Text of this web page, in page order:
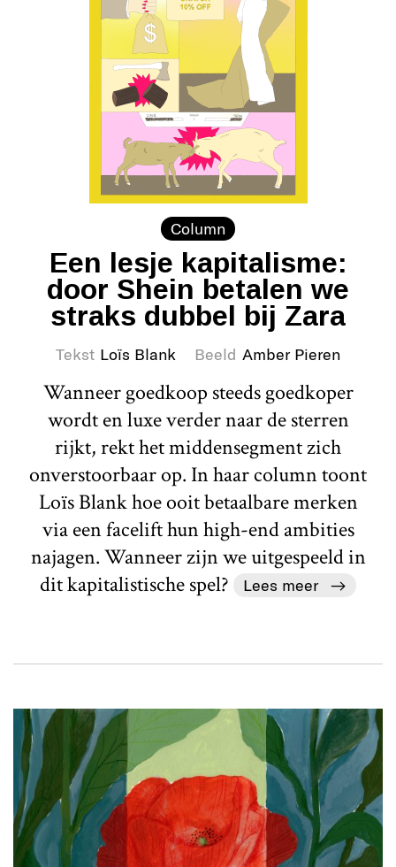
Column
Een lesje kapitalisme:
door Shein betalen we
straks dubbel bij Zara
Tekst Loïs Blank Beeld Amber Pieren
Wanneer goedkoop steeds goedkoper
wordt en luxe verder naar de sterren
rijkt, rekt het middensegment zich
onverstoorbaar op. In haar column toont
Loïs Blank hoe ooit betaalbare merken
via een facelift hun high-end ambities
najagen. Wanneer zijn we uitgespeeld in
dit kapitalistische spel?
Lees meer